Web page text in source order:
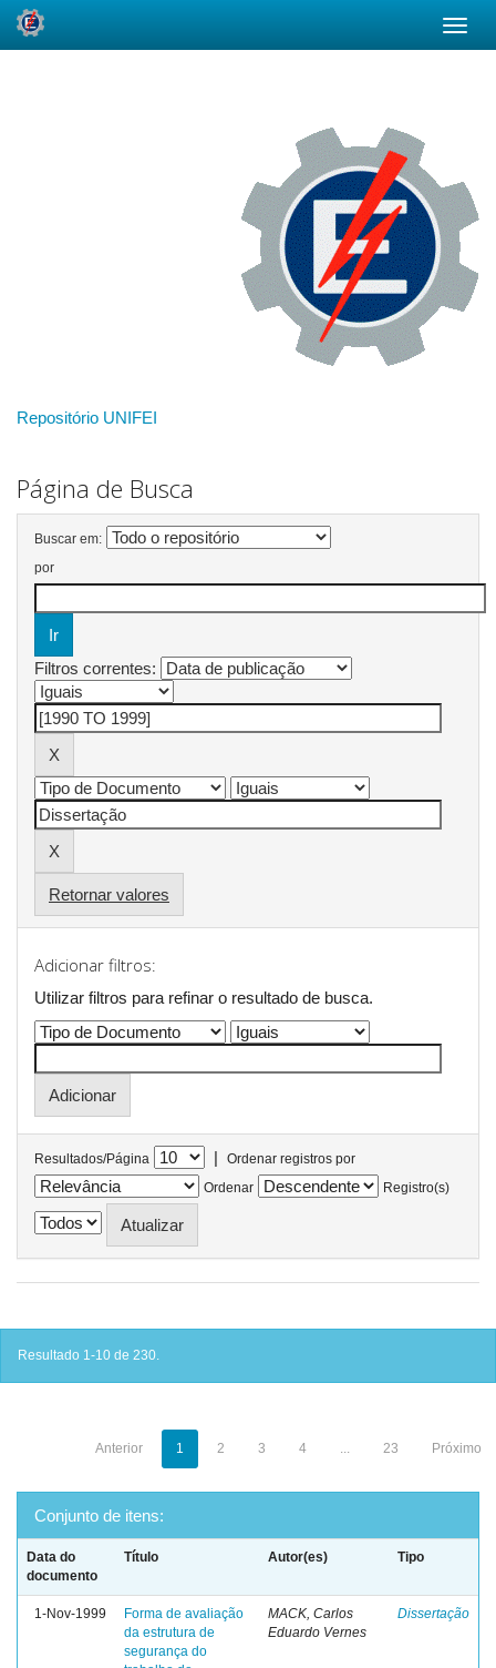
Repositório UNIFEI
Página de Busca
Buscar em:
por
Filtros correntes:
Retornar valores
Adicionar filtros:
Utilizar filtros para refinar o resultado de busca.
Resultados/Página |
Ordenar registros por
Ordenar
Registro(s)
Resultado 1-10 de 230.
Anterior 1 2 3 4 ... 23 Próximo
Conjunto de itens:
Data do
documento
Título Autor(es) Tipo
1-Nov-1999
Forma de avaliação
da estrutura de
segurança do
MACK, Carlos
Eduardo Vernes
Dissertação